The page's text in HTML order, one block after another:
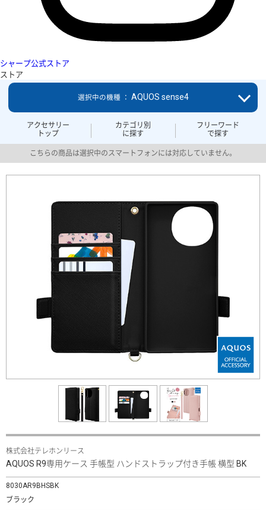
シャープ公式ストア
ストア
アクセサリー
トップ
カテゴリ別
に探す
フリーワード
で探す
選択中の機種 ： AQUOS sense4
こちらの商品は選択中のスマートフォンには対応していません。
株式会社テレホンリース
AQUOS R9専用ケース 手帳型 ハンドストラップ付き手帳 横型 BK
8030AR9BHSBK
ブラック